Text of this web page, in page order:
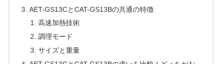
AET-GS13CとCAT-GS13Bの共通の特徴
高速加熱技術
調理モード
サイズと重量